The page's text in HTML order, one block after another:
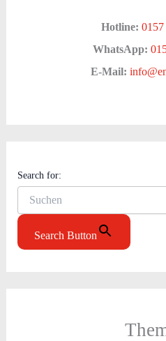
Hotline:
WhatsApp:
E-Mail:
Search for:
Search Button